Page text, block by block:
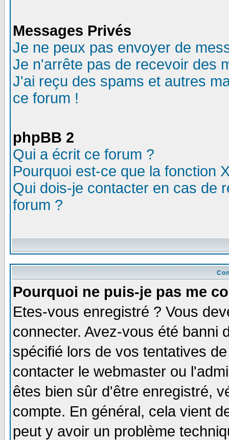
Messages Privés
Je ne peux pas envoyer de
Je n'arrête pas de recevoir des
J'ai reçu des spams et autres
ce forum !
phpBB 2
Qui a écrit ce forum ?
Pourquoi est-ce que la fonction
Qui dois-je contacter en cas de
forum ?
Pourquoi ne puis-je pas me
Etes-vous enregistré ? Vous
connecter. Avez-vous été banni
spécifié lors de vos tentatives
contacter le webmaster ou
êtes bien sûr d'être enregistré,
compte. En général, cela vient
peut y avoir un problème